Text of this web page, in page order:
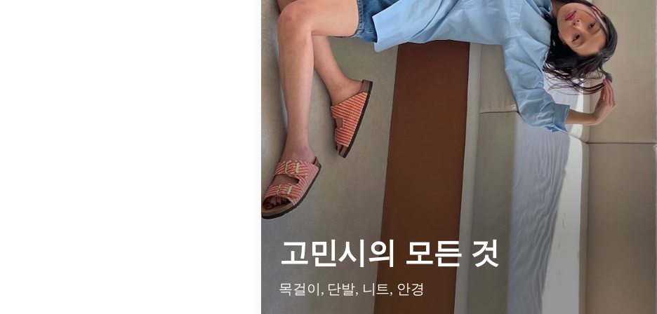
고민시의 모든 것
목걸이, 단발, 니트, 안경